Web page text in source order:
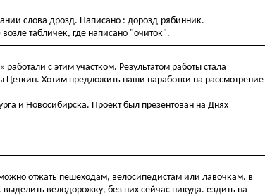
слова дрозд. Написано : дорозд-рябинник.
табличек, где написано "очиток".
с этим участком. Результатом работы стала
Цеткин. Хотим предложить наши наработки на рассмотрение
и Новосибирска. Проект был презентован на Днях
отжать пешеходам, велосипедистам или лавочкам. в
велодорожку, без них сейчас никуда. ездить на